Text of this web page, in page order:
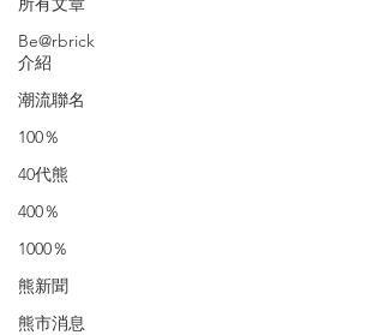
Be@rbrick
介紹
潮流聯名
100％
40代熊
400％
1000％
熊新聞
熊市消息